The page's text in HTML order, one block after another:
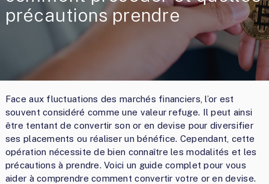
précautions prendre
Face aux fluctuations des marchés financiers, l’or est
souvent considéré comme une valeur refuge. Il peut ainsi
être tentant de convertir son or en devise pour diversifier
ses placements ou réaliser un bénéfice. Cependant, cette
opération nécessite de bien connaître les modalités et les
précautions à prendre. Voici un guide complet pour vous
aider à comprendre comment convertir votre or en devise.